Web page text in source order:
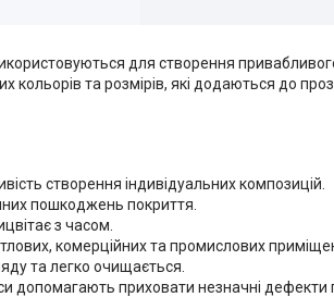
для створення
кольорів та розмірів, які додаються до
створення індивідуальних композицій.
пошкоджень покриття.
з часом.
комерційних та промислових
та легко очищається.
допомагають приховати незначні дефекти